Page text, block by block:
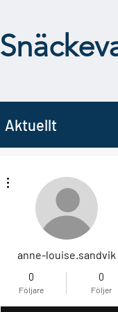
Aktuellt
anne-louise.sandvik
0
Följare
0
Följer